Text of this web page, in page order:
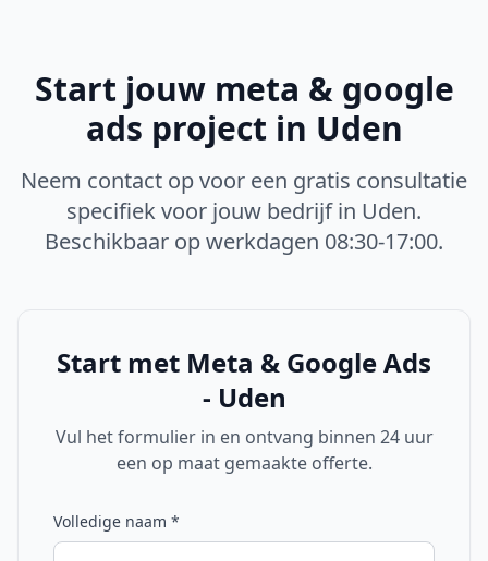
Start jouw meta & google
ads project in Uden
Neem contact op voor een gratis consultatie
specifiek voor jouw bedrijf in Uden.
Beschikbaar op werkdagen 08:30-17:00.
Start met Meta & Google Ads
- Uden
Vul het formulier in en ontvang binnen 24 uur
een op maat gemaakte offerte.
Volledige naam *